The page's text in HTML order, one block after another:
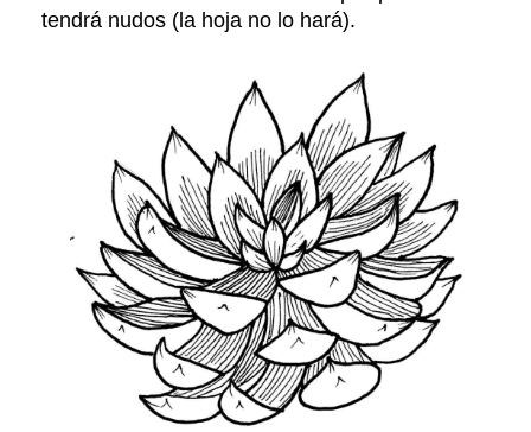
tendrá nudos (la hoja no lo hará).